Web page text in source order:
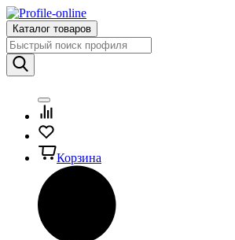
Каталог товаров
Корзина